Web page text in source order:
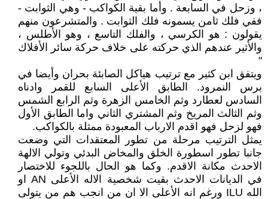
، وزحل في السابعة . وأما بقية الكواكب - وهي الثوابت -
ففي فلك ثامن يسمونه فلك الثوابت . والمتشرعون منهم
يقولون : هو الكرسي ، والفلك التاسع ، وهو الأطلس ،
والأثير عندهم الذي حركته على خلاف حركة سائر الأفلاك
"
ويتفق ابن كثير مع ترتيب هياكل الصابئة بحران وأيضا في
برس النمرود. الطابق الأعلى السابع للقمر وادناه
السادس لعطارد وثم الخامس الزهرة وثم الرابع الشمس
وثم الثالث المريخ وثم المشتري الثاني واما الطابق الأول
فهو لزحل فهو اقدم الارباب المعبودة ممثلة بالكواكب.
يمثل الترتيب مرحلة من تطور المعتقدات التي وضعت
جانبا تطور اسطورة الخلق والمخاض البدئي وتولي الالهة
الاحدث مكانة الاقدم. وكما هو الحال باللجوء للاختصار
في الديانات الاحدث بقيت شخصية الاله الأعلى AN او
الله ILU ورغم انه الأعلى الا ان من انجب هم من يتولى